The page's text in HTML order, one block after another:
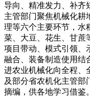
导向、精准发力、补齐
主管部门聚焦机械化耕
理等六个主要环节，水
菜、大豆、花生、甘蔗
项目带动、模式引领、
融合、装备制造使用结
进农业机械化向全程、
及部分省农机化主管部
摘编，供各地学习借鉴。